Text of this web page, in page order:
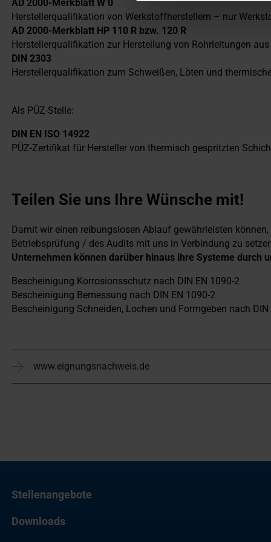
AD 2000-Merkblatt W 0
Herstellerqualifikation von Werkstoffherstellern – nur
AD 2000-Merkblatt HP 110 R bzw. 120 R
Herstellerqualifikation zur Herstellung von Rohrleitungen
DIN 2303
Herstellerqualifikation zum Schweißen, Löten und
Als PÜZ-Stelle:
DIN EN ISO 14922
PÜZ-Zertifikat für Hersteller von thermisch gespritzten
Teilen Sie uns Ihre Wünsche mit!
Damit wir einen reibungslosen Ablauf gewährleisten
Betriebsprüfung / des Audits mit uns in Verbindung zu
Unternehmen können darüber hinaus ihre Systeme durch
Bescheinigung Korrosionsschutz nach DIN EN 1090-2
Bescheinigung Bemessung nach DIN EN 1090-2
Bescheinigung Schneiden, Lochen und Formgeben nach DIN
www.eignungsnachweis.de
Stellenangebote
Downloads